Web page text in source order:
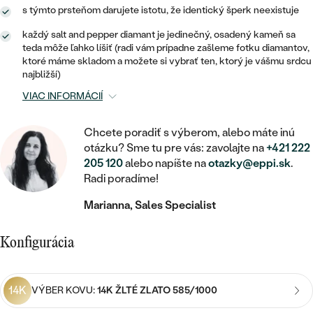
RUČNE RYTÉ
S VÝPLŇOU
SVADOBNÉ SETY
CENOVO DOSTUPNÉ
LUXUSNÉ
ZAČAŤ S DIAMANTOM
ZAČAŤ S LABGROWN DIAMANTOM
ZAČAŤ S FAREBNÝM DIAMANTOM
DIAMANT
LAB GROWN DIAMANT
MOISSANIT
FAREBNÝ DIAMANT
ČIERNY DIAMANT
BROŠNE
DOPLNKY
PODĽA MATERIÁLU
ZLATÉ
STRIEBORNÉ
PLATINOVÉ
PODĽA DRAHOKAMU
S DIAMANTMI
DETSKÉ
PIERCING
PODĽA DRAHOKAMU
S DRAHOKAMAMI
S PERLAMI
LUXUSNÉ
RETIAZKY
V TVARE SRDCA
PODĽA DRAHOKAMU
S DIAMANTMI
S DRAHOKAMAMI
PODĽA CENY
PEČATNÉ
PERSONALIZOVANÉ
S DIAMANTMI
S DRAHOKAMAMI
S PERLAMI
CENOVO DOSTUPNÉ
s týmto prsteňom darujete istotu, že identický šperk neexistuje
každý salt and pepper diamant je jedinečný, osadený kameň sa
teda môže ľahko líšiť (radi vám prípadne zašleme fotku diamantov,
ktoré máme skladom a možete si vybrať ten, ktorý je vášmu srdcu
najbližší)
VIAC INFORMÁCIÍ
Chcete poradiť s výberom, alebo máte inú
otázku? Sme tu pre vás: zavolajte na+421 222
205 120alebo napíšte naotazky@eppi.sk.
Radi poradíme!
Marianna, Sales Specialist
Konfigurácia
14K VÝBER KOVU:14K ŽLTÉ ZLATO 585/1000